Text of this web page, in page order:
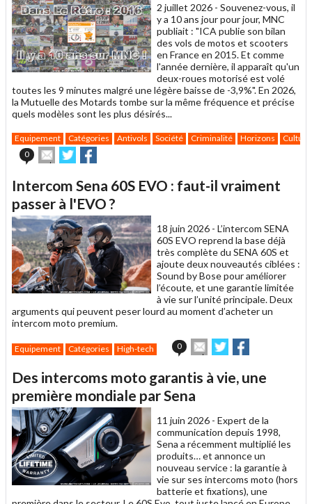
2 juillet 2026 - Souvenez-vous, il
y a 10 ans jour pour jour, MNC
publiait : "ICA publie son bilan
des vols de motos et scooters
en France en 2015. Et comme
l'année dernière, il apparaît qu'un
deux-roues motorisé est volé
toutes les 9 minutes malgré une légère baisse de -3,9%". En 2026,
la Mutuelle des Motards tombe sur la même fréquence et précise
quels modèles sont les plus désirés...
Equipement Catégories Antivols Société Criminalité Horizons
Culture
0
Envoyer
cet
à
un
ami
Partager
sur sur
Intercom Sena 60S EVO : faut-il vraiment
passer à l'EVO ?
18 juin 2026 - L’intercom SENA
60S EVO reprend la base déjà
très complète du SENA 60S et
ajoute deux nouveautés ciblées :
Sound by Bose pour améliorer
l’écoute, et une garantie limitée
à vie sur l’unité principale. Deux
arguments qui peuvent peser lourd au moment d’acheter un
intercom moto premium.
Equipement Catégories High-tech 0
Envoyer
cet
à
un
ami
Partager
sur sur
Des intercoms moto garantis à vie, une
première mondiale par Sena
11 juin 2026 - Expert de la
communication depuis 1998,
Sena a récemment multiplié les
produits… et annonce un
nouveau service : la garantie à
vie sur ses intercoms moto (hors
batterie et fixations), une